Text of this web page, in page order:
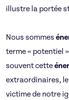
illustre la portée
Nous sommes
terme « potentiel
souvent cette
extraordinaires, le
victime de notre